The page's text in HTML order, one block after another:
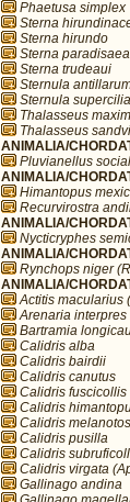
Phaetusa simplex
Sterna
Sterna hirundo
Sterna paradisaea
Sterna trudeaui
Sternula
Sternula
Thalasseus
Thalasseus
ANIMALIA/
Pluvianellus
ANIMALIA/
Himantopus
Recurvirostra
ANIMALIA/
Nycticryphes
ANIMALIA/
Rynchops niger
ANIMALIA/
Actitis macularius
Arenaria interpres
Bartramia
Calidris alba
Calidris bairdii
Calidris canutus
Calidris fuscicollis
Calidris
Calidris melanotos
Calidris pusilla
Calidris
Calidris virgata
Gallinago andina